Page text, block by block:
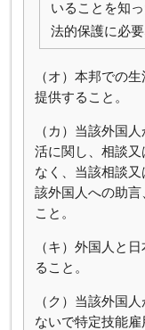
いることを知
法的保護に必
（オ）本邦での
提供すること。
（カ）当該外国
活に関し、相談
なく、当該相談
該外国人への助
こと。
（キ）外国人と
ること。
（ク）当該外国
ないで特定技能